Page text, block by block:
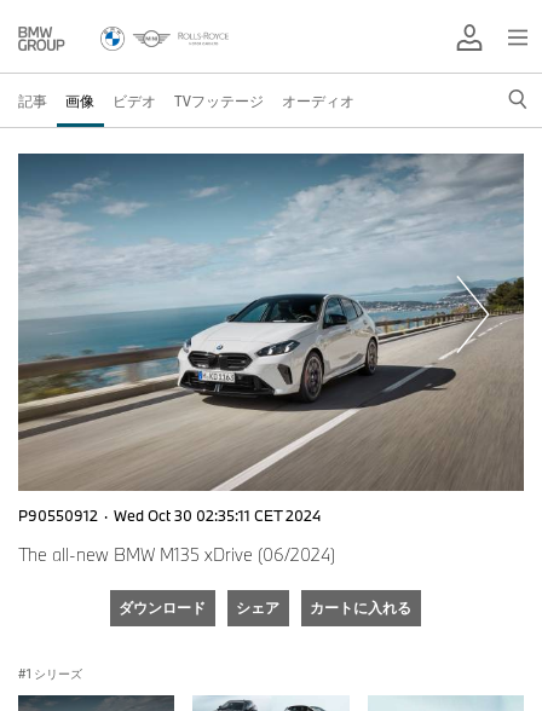
記事 画像 ビデオ TVフッテージ オーディオ
P90550912 · Wed Oct 30 02:35:11 CET 2024
The all-new BMW M135 xDrive (06/2024)
ダウンロード シェア カートに入れる
1 シリーズ